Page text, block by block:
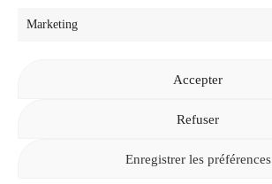
Marketing
Accepter
Refuser
Enregistrer les préférences